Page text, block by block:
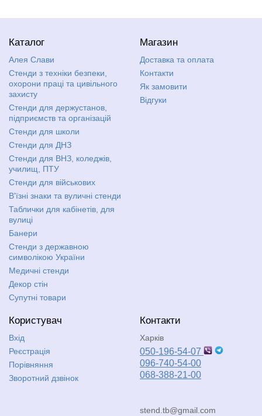
Каталог
Алея Слави
Стенди з техніки безпеки,
охорони праці та цивільного
захисту
Стенди для держустанов,
підприємств та організацій
Стенди для школи
Стенди для ДНЗ
Стенди для ВНЗ, коледжів,
училищ, ПТУ
Стенди для військових
В'їзні знаки та вуличні стенди
Таблички для кабінетів, для
вулиці
Банери
Стенди з державною
символікою України
Медичні стенди
Декор стін
Супутні товари
Магазин
Доставка та оплата
Контакти
Як замовити
Відгуки
Користувач
Вхід
Реєстрація
Порівняння
Зворотний дзвінок
Контакти
Харків
050-196-54-07
096-740-54-00
068-388-21-00
stend.tb@gmail.com